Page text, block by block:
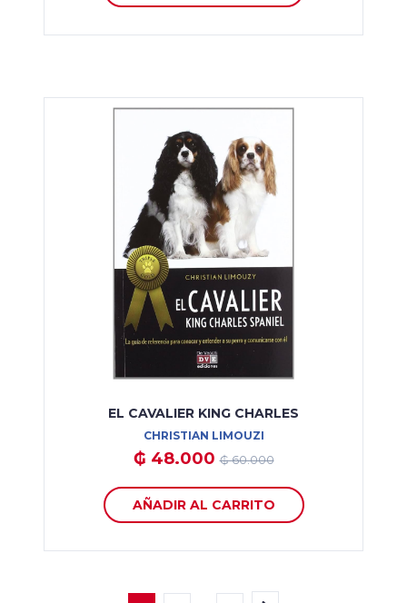
EL CAVALIER KING CHARLES
CHRISTIAN LIMOUZI
₲ 48.000₲ 60.000
AÑADIR AL CARRITO